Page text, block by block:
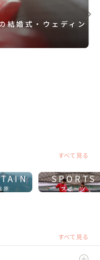
結婚式・ウェディン
すべて見る
原
SPORTS
スポーツ
すべて見る